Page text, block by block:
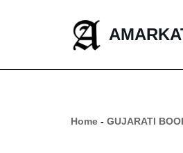
Home - GUJARATI